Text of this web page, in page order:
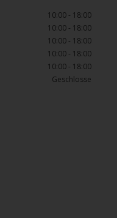
10:00 - 18:00
10:00 - 18:00
10:00 - 18:00
10:00 - 18:00
10:00 - 18:00
Geschlosse